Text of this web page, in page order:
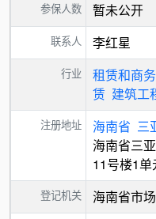
参保人数 暂未公开
联系人 李红星
行业 租赁和商
赁 建筑工
注册地址 海南省 三
海南省三
11号楼1单
登记机关 海南省市